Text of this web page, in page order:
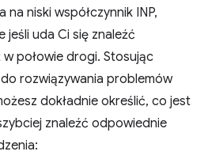
niski współczynnik INP,
jeśli uda Ci się znaleźć
połowie drogi. Stosując
rozwiązywania problemów
dokładnie określić, co jest
znaleźć odpowiednie